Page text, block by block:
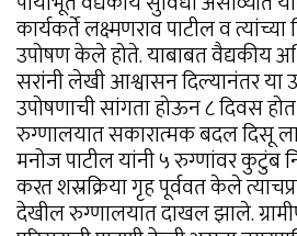
कार्यकर्ते लक्ष्मणराव पाटील व त्यांच्या
उपोषण केले होते. याबाबत वैद्यकीय
सरांनी लेखी आश्वासन दिल्यानंतर या
उपोषणाची सांगता होऊन ८ दिवस होत
रुग्णालयात सकारात्मक बदल दिसू
मनोज पाटील यांनी ५ रुग्णांवर कुटुंब
करत शस्रक्रिया गृह पूर्ववत केले
देखील रुग्णालयात दाखल झाले.